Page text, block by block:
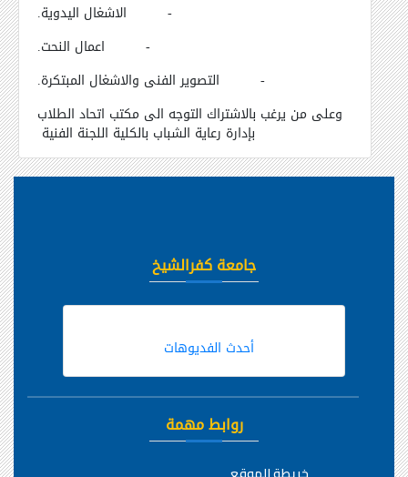
-
الاشغال اليدوية.
-
اعمال النحت.
-
التصوير الفنى والاشغال المبتكرة.
وعلى من يرغب بالاشتراك التوجه الى مكتب اتحاد الطلاب
بإدارة رعاية الشباب بالكلية اللجنة الفنية
جامعة كفرالشيخ
أحدث الفديوهات
روابط مهمة